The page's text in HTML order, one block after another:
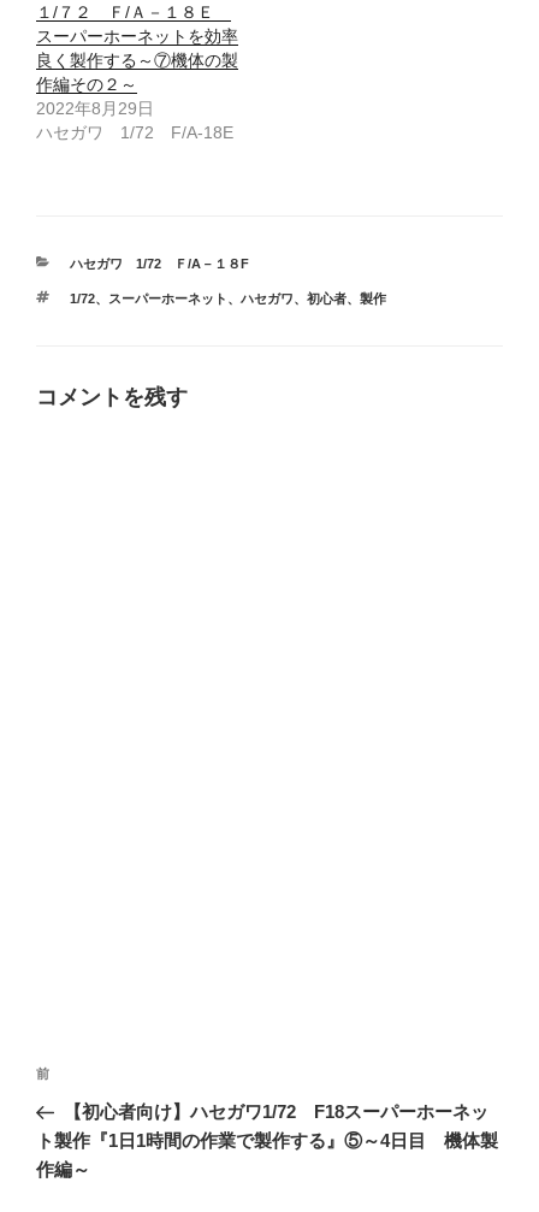
１/７２ Ｆ/Ａ－１８Ｅ
スーパーホーネットを効率
良く製作する～⑦機体の製
作編その２～
2022年8月29日
ハセガワ 1/72 F/A-18E
カ
ゴ
ハセガワ 1/72 Ｆ/A－１８F
タ
1/72、 スーパーホーネット 、 ハセガワ、 初心者、 製作
コメントを残す
投
ナ
ビ
前
の
投
稿
前
【初心者向け】ハセガワ1/72 F18スーパーホーネッ
ト製作『1日1時間の作業で製作する』⑤～4日目 機体製
作編～